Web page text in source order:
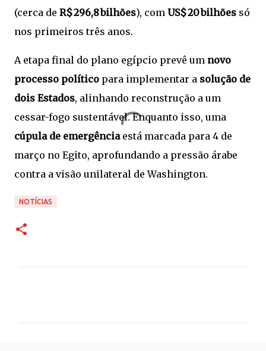
(cerca de R$ 296,8 bilhões), com US$ 20 bilhões só
nos primeiros três anos.
A etapa final do plano egípcio prevê um novo
processo político para implementar a solução de
dois Estados, alinhando reconstrução a um
cessar-fogo sustentável. Enquanto isso, uma
cúpula de emergênciaestá marcada para 4 de
março no Egito, aprofundando a pressão árabe
contra a visão unilateral de Washington.
NOTÍCIAS